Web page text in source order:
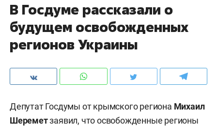
В Госдуме рассказали о
будущем освобожденных
регионов Украины
Депутат Госдумы от крымского региона Михаил
Шереметзаявил, что освобожденные регионы